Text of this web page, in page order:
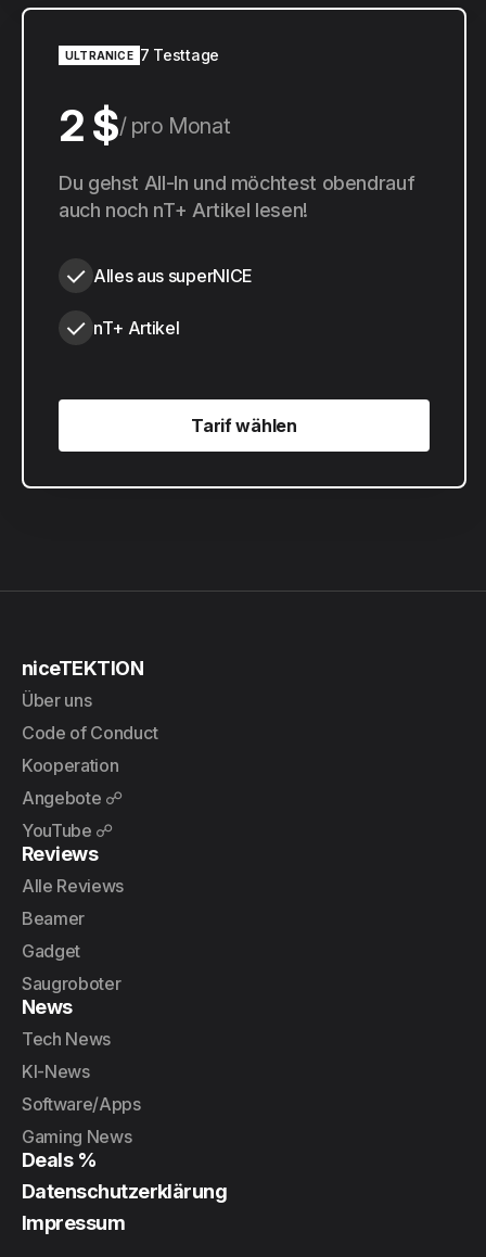
ULTRANICE 7 Testtage
2 $ pro Monat
20 $ pro Jahr
Du gehst All-In und möchtest obendrauf
auch noch nT+ Artikel lesen!
Alles aus superNICE
nT+ Artikel
Tarif wählen
Tarif wählen
niceTEKTION
Über uns
Code of Conduct
Kooperation
Angebote ☍
YouTube ☍
Reviews
Alle Reviews
Beamer
Gadget
Saugroboter
News
Tech News
KI-News
Software/Apps
Gaming News
Deals %
Datenschutzerklärung
Impressum